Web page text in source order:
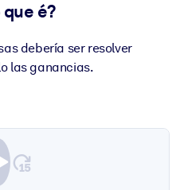
conhecimento confiável e
é?
debería ser resolver
las ganancias.